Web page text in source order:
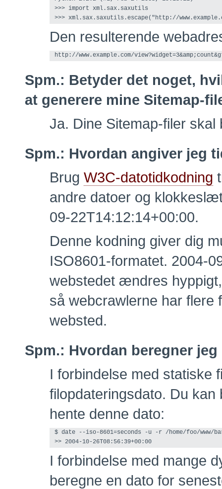
>>> import xml.sax.saxutils
Den resulterende
Spm.: Betyder det noget,
at generere mine Sitemap-
Ja. Dine Sitemap-filer
Spm.: Hvordan angiver jeg
Brug W3C-datotidkodning
andre datoer og
09-22T14:12:14+00:00.
Denne kodning giver dig
ISO8601-formatet. 2004-
webstedet ændres
så webcrawlerne har
websted.
Spm.: Hvordan beregner
I forbindelse med statiske
filopdateringsdato. Du
hente denne dato:
$ date --iso-8601=seconds -u -r /home/foo/www/
I forbindelse med mange
beregne en dato for